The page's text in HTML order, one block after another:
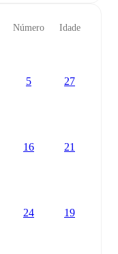
Número Idade
5 27
16 21
24 19